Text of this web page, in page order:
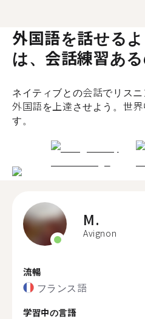
外国語を話せる
は、会話練習ある
ネイティブとの会話でリスニ
外国語を上達させよう。世
す。
M.
Avignon
流暢
フランス語
学習中の言語